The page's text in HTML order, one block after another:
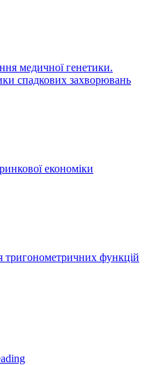
медичної генетики.
спадкових захворювань
економіки
тригонометричних функцій